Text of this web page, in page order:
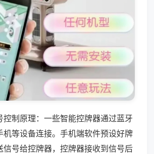
控制原理：一些智能控牌器通过蓝牙
机等设备连接。手机端软件预设好牌
信号给控牌器，控牌器接收到信号后